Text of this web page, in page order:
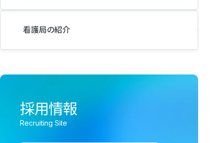
看護局の紹介
採用情報
Recruiting Site